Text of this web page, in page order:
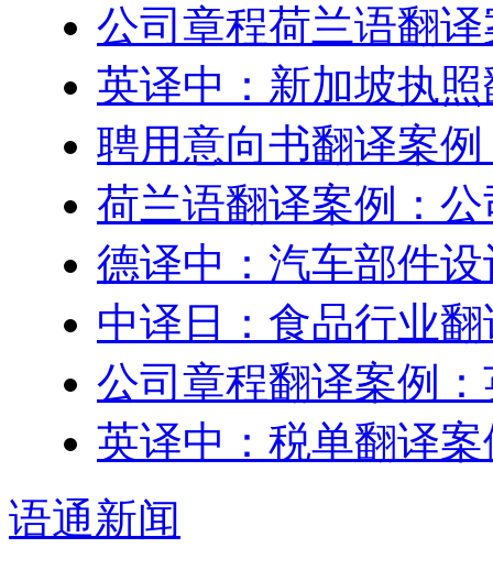
公司章程荷兰语翻
英译中：新加坡执
聘用意向书翻译案
荷兰语翻译案例：
德译中：汽车部件
中译日：食品行业翻
公司章程翻译案例
英译中：税单翻译案
语通新闻